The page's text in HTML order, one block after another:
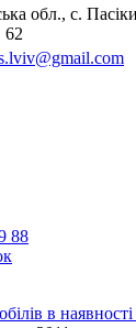
обл., с.
62
88
в наявності